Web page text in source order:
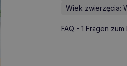
Wiek zwierzęcia:
FAQ - 1 Fragen